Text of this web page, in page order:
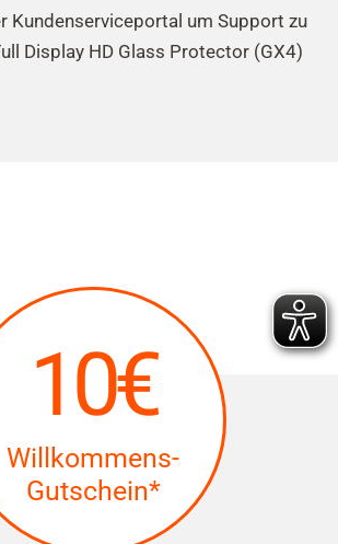
Kundenserviceportal um Support zu
Display HD Glass Protector (GX4)
10€
Willkommens-
Gutschein*